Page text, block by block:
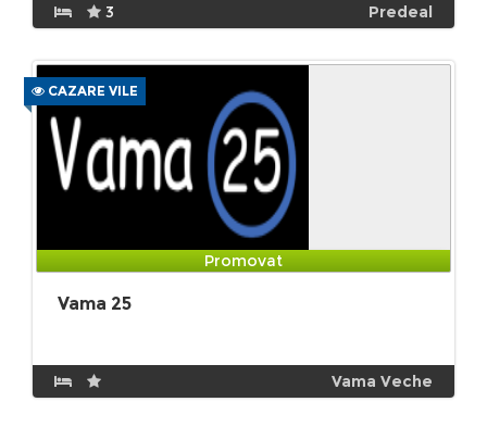
3 Predeal
CAZARE VILE
Promovat
Vama 25
Vama Veche